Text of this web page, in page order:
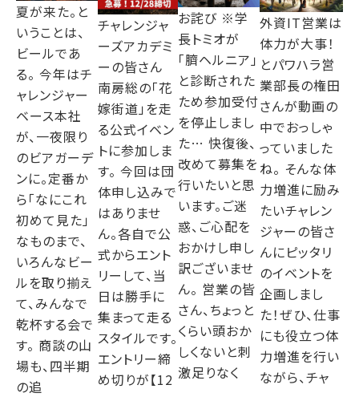
夏が来た。と
いうことは、
ビールであ
る。 今年はチ
ャレンジャー
ベース本社
が、一夜限り
のビアガーデ
ンに。定番か
ら「なにこれ
初めて見た」
なものまで、
いろんなビー
ルを取り揃え
て、みんなで
乾杯する会で
す。 商談の山
場も、四半期
の追
チャレンジャ
ーズアカデミ
ーの皆さん
南房総の「花
嫁街道」を走
る公式イベン
トに参加しま
す。 今回は団
体申し込みで
はありませ
ん。各自で公
式からエント
リーして、当
日は勝手に
集まって走る
スタイルです。
エントリー締
め切りが【12
お詫び ※学
長トミオが
「臍ヘルニア」
と診断された
ため参加受付
を停止しまし
た… 快復後、
改めて募集を
行いたいと思
います。ご迷
惑、ご心配を
おかけし申し
訳ございませ
ん。 営業の皆
さん、ちょっと
くらい頭おか
しくないと刺
激足りなく
外資IT営業は
体力が大事！
とパワハラ営
業部長の権田
さんが動画の
中でおっしゃ
っていました
ね。 そんな体
力増進に励み
たいチャレン
ジャーの皆さ
んにピッタリ
のイベントを
企画しまし
た！ぜひ、仕事
にも役立つ体
力増進を行い
ながら、チャ